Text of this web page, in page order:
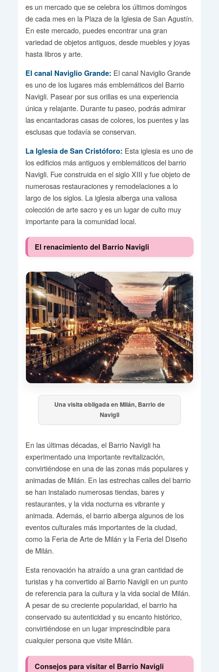
es un mercado que se celebra los últimos domingos
de cada mes en la Plaza de la Iglesia de San Agustín.
En este mercado, puedes encontrar una gran
variedad de objetos antiguos, desde muebles y joyas
hasta libros y arte.
El canal Naviglio Grande: El canal Naviglio Grande
es uno de los lugares más emblemáticos del Barrio
Navigli. Pasear por sus orillas es una experiencia
única y relajante. Durante tu paseo, podrás admirar
las encantadoras casas de colores, los puentes y las
esclusas que todavía se conservan.
La Iglesia de San Cristóforo: Esta iglesia es uno de
los edificios más antiguos y emblemáticos del barrio
Navigli. Fue construida en el siglo XIII y fue objeto de
numerosas restauraciones y remodelaciones a lo
largo de los siglos. La iglesia alberga una valiosa
colección de arte sacro y es un lugar de culto muy
importante para la comunidad local.
El renacimiento del Barrio Navigli
Una visita obligada en Milán, Barrio de
Navigli
En las últimas décadas, el Barrio Navigli ha
experimentado una importante revitalización,
convirtiéndose en una de las zonas más populares y
animadas de Milán. En las estrechas calles del barrio
se han instalado numerosas tiendas, bares y
restaurantes, y la vida nocturna es vibrante y
animada. Además, el barrio alberga algunos de los
eventos culturales más importantes de la ciudad,
como la Feria de Arte de Milán y la Feria del Diseño
de Milán.
Esta renovación ha atraído a una gran cantidad de
turistas y ha convertido al Barrio Navigli en un punto
de referencia para la cultura y la vida social de Milán.
A pesar de su creciente popularidad, el barrio ha
conservado su autenticidad y su encanto histórico,
convirtiéndose en un lugar imprescindible para
cualquier persona que visite Milán.
Consejos para visitar el Barrio Navigli